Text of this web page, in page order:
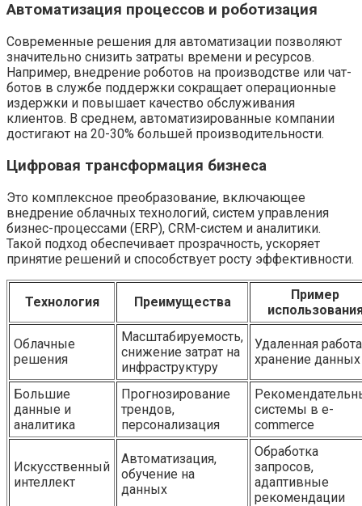
Автоматизация процессов и роботизация
Современные решения для автоматизации позволяют
значительно снизить затраты времени и ресурсов.
Например, внедрение роботов на производстве или чат-
ботов в службе поддержки сокращает операционные
издержки и повышает качество обслуживания
клиентов. В среднем, автоматизированные компании
достигают на 20-30% большей производительности.
Цифровая трансформация бизнеса
Это комплексное преобразование, включающее
внедрение облачных технологий, систем управления
бизнес-процессами (ERP), CRM-систем и аналитики.
Такой подход обеспечивает прозрачность, ускоряет
принятие решений и способствует росту эффективности.
Технология Преимущества
Пример
Облачные
решения
Масштабируемость,
снижение затрат на
инфраструктуру
Удаленная
хранение данных
Большие
данные и
аналитика
Прогнозирование
трендов,
персонализация
системы в e-
commerce
Искусственный
интеллект
Автоматизация,
обучение на
данных
Обработка
запросов,
адаптивные
рекомендации